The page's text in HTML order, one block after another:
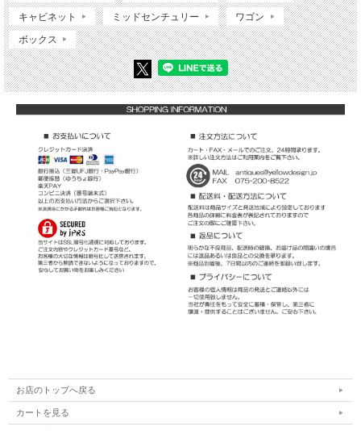
キャビネット ミッドセンチュリー ワゴン
ボックス
お店のトップへ戻る
カートを見る